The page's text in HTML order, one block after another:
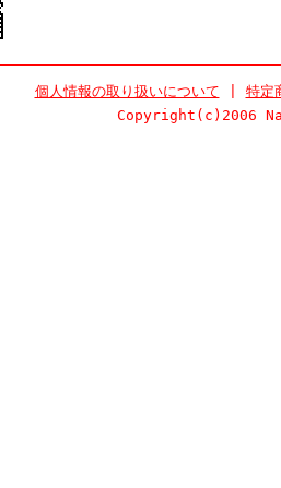
個人情報の取り扱いについて
特定
Copyright(c)2006